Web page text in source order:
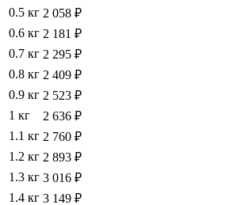
0.5 кг 2 058 ₽
0.6 кг 2 181 ₽
0.7 кг 2 295 ₽
0.8 кг 2 409 ₽
0.9 кг 2 523 ₽
1 кг
2 636 ₽
1.1 кг 2 760 ₽
1.2 кг 2 893 ₽
1.3 кг 3 016 ₽
1.4 кг 3 149 ₽